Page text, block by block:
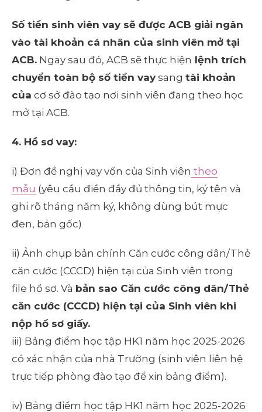
Số tiền sinh viên vay sẽ được ACB giải ngân
vào tài khoản cá nhân của sinh viên mở tại
ACB. Ngay sau đó, ACB sẽ thực hiện lệnh trích
chuyển toàn bộ số tiền vay sang tài khoản
của cơ sở đào tạo nơi sinh viên đang theo học
mở tại ACB.
4. Hồ sơ vay:
i) Đơn đề nghị vay vốn của Sinh viên theo
mẫu (yêu cầu điền đầy đủ thông tin, ký tên và
ghi rõ tháng năm ký, không dùng bút mực
đen, bản gốc)
ii) Ảnh chụp bản chính Căn cước công dân/Thẻ
căn cước (CCCD) hiện tại của Sinh viên trong
file hồ sơ. Và bản sao Căn cước công dân/Thẻ
căn cước (CCCD) hiện tại của Sinh viên khi
nộp hồ sơ giấy.
iii) Bảng điểm học tập HK1 năm học 2025-2026
có xác nhận của nhà Trường (sinh viên liên hệ
trực tiếp phòng đào tạo để xin bảng điểm).
iv) Bảng điểm học tập HK1 năm học 2025-2026